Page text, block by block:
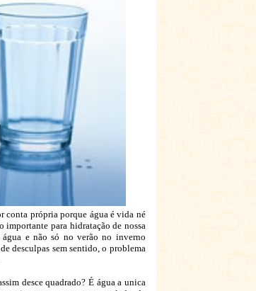
conta própria porque água é vida né
importante para hidratação de nossa
e não só no verão no inverno
desculpas sem sentido, o problema
desce quadrado? É água a unica